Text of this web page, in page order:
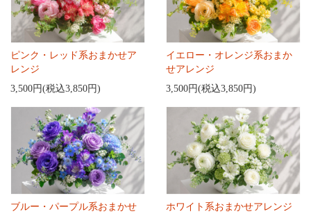
ピンク・レッド系おまかせア
レンジ
3,500円(税込3,850円)
イエロー・オレンジ系おまか
せアレンジ
3,500円(税込3,850円)
ブルー・パープル系おまかせ
ホワイト系おまかせアレンジ